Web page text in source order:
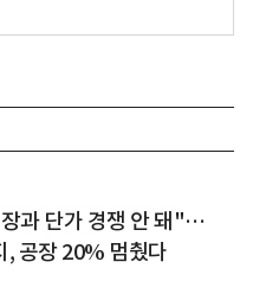
과 단가 경쟁 안 돼"…
, 공장 20% 멈췄다